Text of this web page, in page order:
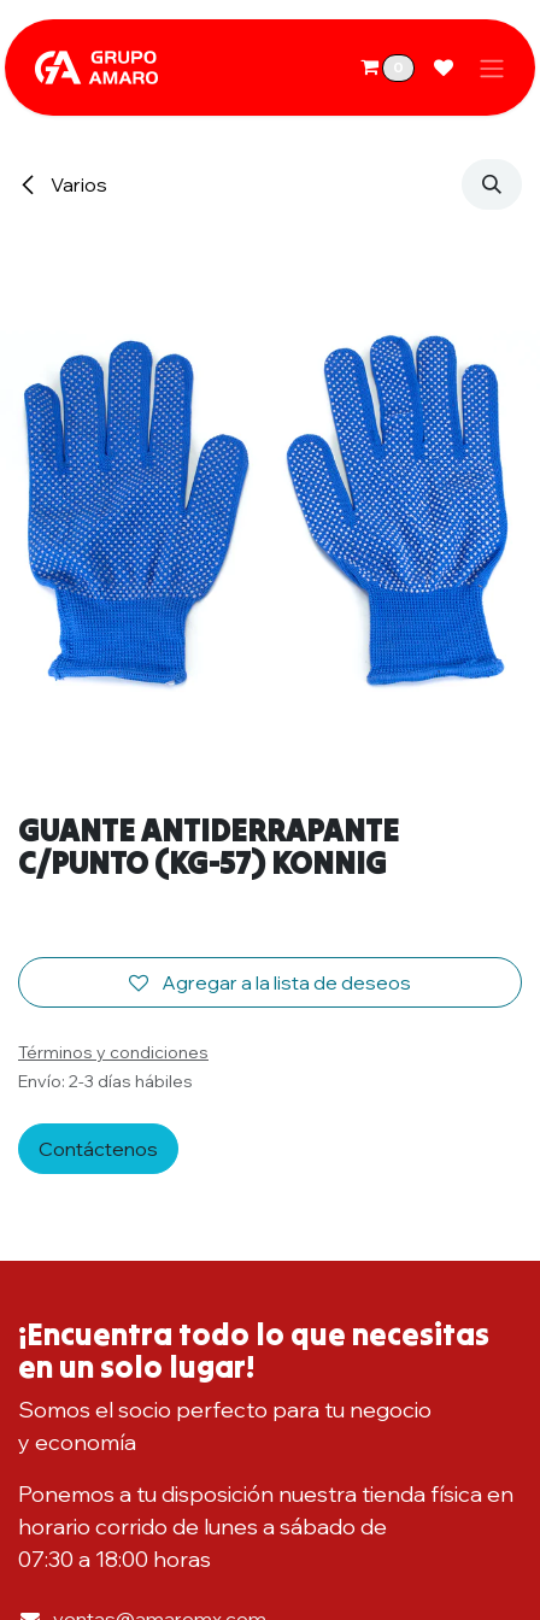
Ir al contenido
0
Varios
GUANTE ANTIDERRAPANTE
C/PUNTO (KG-57) KONNIG
Agregar a la lista de deseos
Términos y condiciones
Envío: 2-3 días hábiles
Contáctenos
¡Encuentra todo lo que necesitas
en un solo lugar!
Somos el socio perfecto para tu negocio
y economía
Ponemos a tu disposición nuestra tienda física en
horario corrido de lunes a sábado de
07:30 a 18:00 horas